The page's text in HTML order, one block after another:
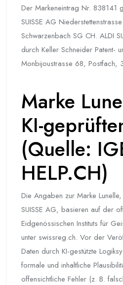
Der Markeneintrag Nr. 838141
SUISSE AG
Schwarzenbach SG CH. ALDI
durch Keller Schneider Patent-
Monbijoustrasse 68, Postfach,
Marke
KI-
(Quelle:
HELP.CH)
Die Angaben zur Marke
SUISSE AG, basieren auf der
Eidgenössischen Instituts für
unter swissreg.ch. Vor der
Daten durch KI-gestützte
formale und inhaltliche
offensichtliche Fehler (z. B.